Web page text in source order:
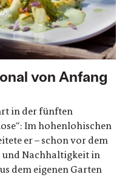
von Anfang
in der fünften
Im hohenlohischen
er – schon vor dem
Nachhaltigkeit in
dem eigenen Garten